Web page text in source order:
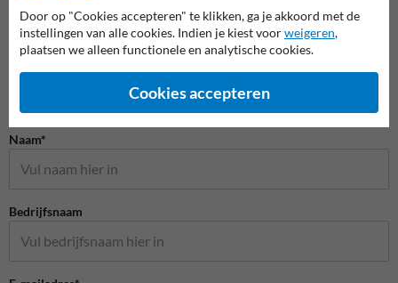
Stel je vraag aan Scheepvaartbord.nl
Naam*
Bedrijfsnaam
Door op "Cookies accepteren" te klikken, ga je akkoord met de
instellingen van alle cookies. Indien je kiest voorweigeren,
plaatsen we alleen functionele en analytische cookies.
Cookies accepteren